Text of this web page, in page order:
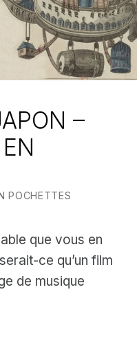
–
POCHETTES
que vous en
ce qu’un film
de musique